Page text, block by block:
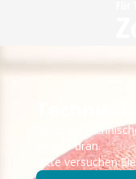
Es ist ein
bereits dran.
Bitte versuchen